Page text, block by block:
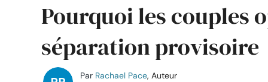
Pourquoi les couples
séparation provisoire
Par Rachael Pace, Auteur